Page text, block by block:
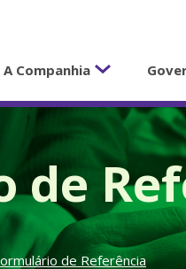
A Companhia
de
de Referência